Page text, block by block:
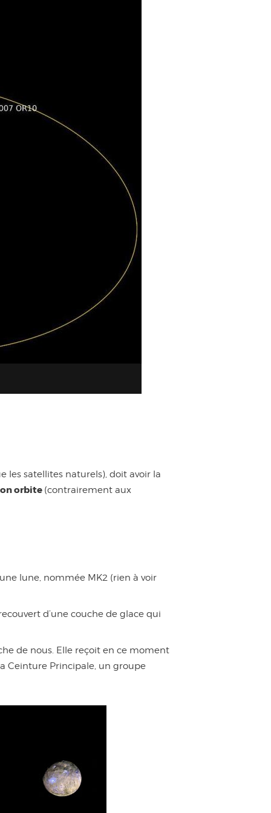
les satellites naturels), doit avoir la
orbite (contrairement aux
lune, nommée MK2 (rien à voir
d’une couche de glace qui
de nous. Elle reçoit en ce moment
Ceinture Principale, un groupe